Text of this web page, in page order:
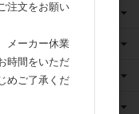
注文をお願い
メーカー休業
時間をいただ
めご了承くだ